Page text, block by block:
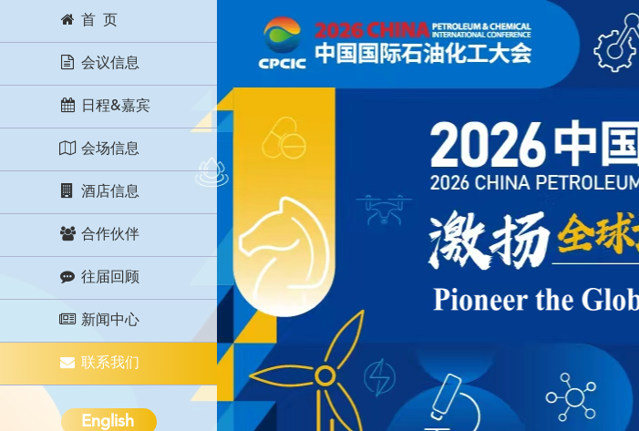
首 页
会议信息
日程&嘉宾
会场信息
酒店信息
合作伙伴
往届回顾
新闻中心
联系我们
English